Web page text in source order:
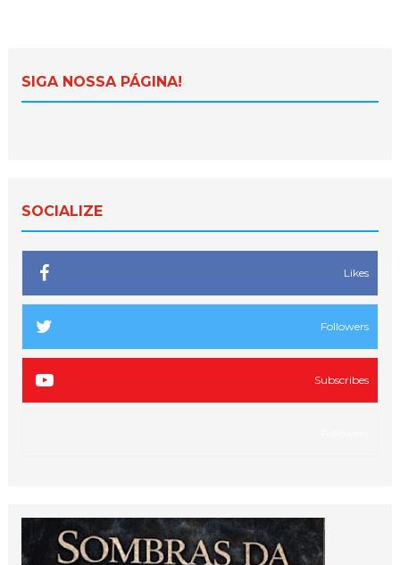
SIGA NOSSA PÁGINA!
SOCIALIZE
Likes
Followers
Subscribes